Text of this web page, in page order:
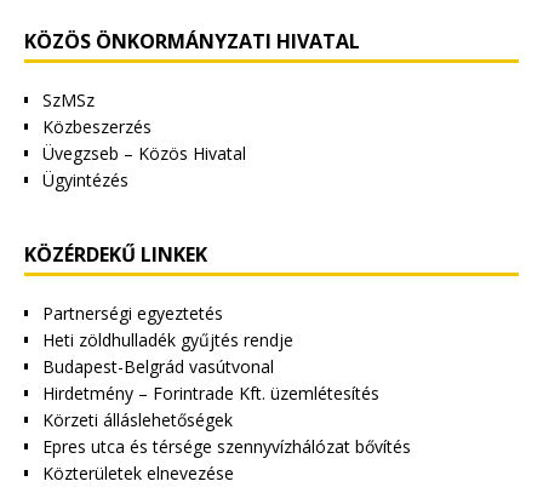
KÖZÖS ÖNKORMÁNYZATI HIVATAL
SzMSz
Közbeszerzés
Üvegzseb – Közös Hivatal
Ügyintézés
KÖZÉRDEKŰ LINKEK
Partnerségi egyeztetés
Heti zöldhulladék gyűjtés rendje
Budapest-Belgrád vasútvonal
Hirdetmény – Forintrade Kft. üzemlétesítés
Körzeti álláslehetőségek
Epres utca és térsége szennyvízhálózat bővítés
Közterületek elnevezése